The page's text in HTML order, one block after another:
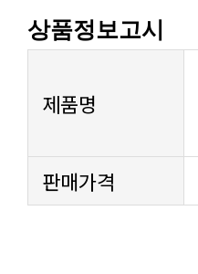
상품정보고시
제품명
판매가격